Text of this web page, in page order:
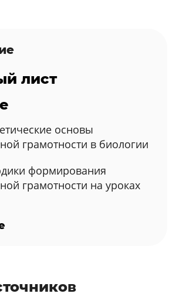
лист
основы
грамотности в биологии
формирования
грамотности на уроках